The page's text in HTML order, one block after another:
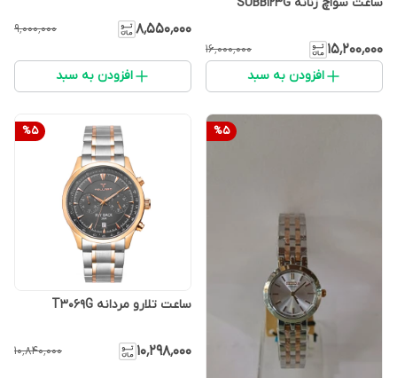
۱۵٬۲۰۰٬۰۰۰ ۱۶٬۰۰۰٬۰۰۰
افزودن به سبد
۸٬۵۵۰٬۰۰۰ ۹٬۰۰۰٬۰۰۰
افزودن به سبد
%5
%5
ساعت تلارو مردانه T3069G
۱۰٬۲۹۸٬۰۰۰ ۱۰٬۸۴۰٬۰۰۰